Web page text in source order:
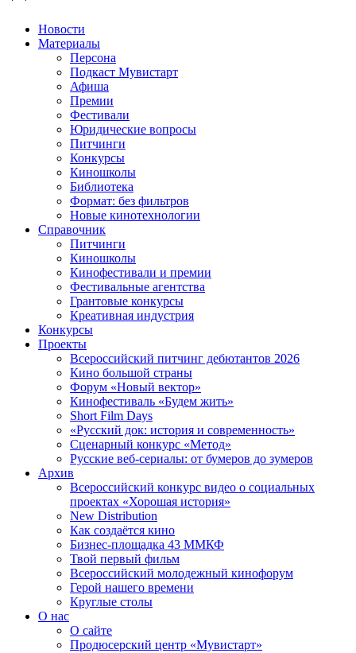
Новости
Материалы
Персона
Подкаст Мувистарт
Афиша
Премии
Фестивали
Юридические вопросы
Питчинги
Конкурсы
Киношколы
Библиотека
Формат: без фильтров
Новые кинотехнологии
Справочник
Питчинги
Киношколы
Кинофестивали и премии
Фестивальные агентства
Грантовые конкурсы
Креативная индустрия
Конкурсы
Проекты
Всероссийский питчинг дебютантов 2026
Кино большой страны
Форум «Новый вектор»
Кинофестиваль «Будем жить»
Short Film Days
«Русский док: история и современность»
Сценарный конкурс «Метод»
Русские веб-сериалы: от бумеров до зумеров
Архив
Всероссийский конкурс видео о социальных
проектах «Хорошая история»
New Distribution
Как создаётся кино
Бизнес-площадка 43 ММКФ
Твой первый фильм
Всероссийский молодежный кинофорум
Герой нашего времени
Круглые столы
О нас
О сайте
Продюсерский центр «Мувистарт»